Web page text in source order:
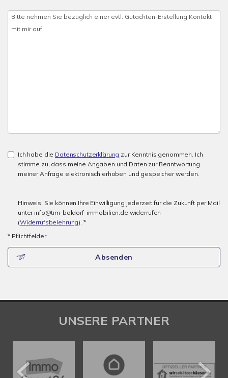
Ich habe die Datenschutzerklärung zur Kenntnis genommen. Ich
stimme zu, dass meine Angaben und Daten zur Beantwortung
meiner Anfrage elektronisch erhoben und gespeicher werden.
Hinweis: Sie können Ihre Einwilligung jederzeit für die Zukunft per Mail
unter info@tim-boldorf-immobilien.de widerrufen
(Widerrufsbelehrung). *
* Pflichtfelder
Absenden
UNSERE PARTNER